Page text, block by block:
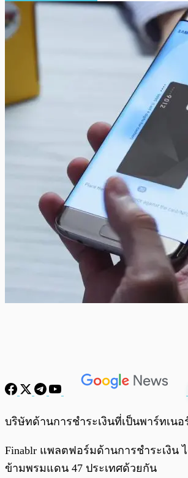
พร้อมเล่น
บริษัทด้านการชำระเงินที่เป็นพาร์ทเนอ
Finablr แพลตฟอร์มด้านการชำระเงิน
ข้ามพรมแดน 47 ประเทศด้วยกัน